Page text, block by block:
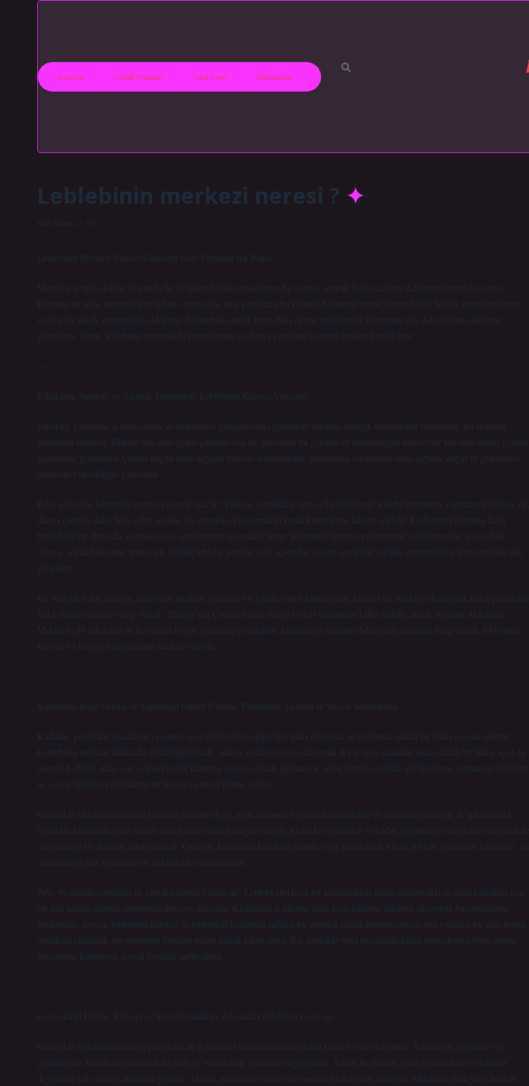
Anasayfa Gizlilik Politikası Yasal Uyarı Hakkımızda
Leblebinin merkezi neresi ?
Tarih: Kasım 23, 2025
Leblebinin Merkezi Neresi? Geleceğe Dair Vizyoner Bir Bakış
Merhaba sevgili okurlar, bugün belki de farkında bile olmadığınız bir soruyu sorarak başlayacağım: Leblebinin merkezi neresi?
Hepimiz bu nefis atıştırmalığın tadına varmışızdır, ama gerçekten bu kültürel hazinenin merkezi nerededir? Birçok insan leblebinin
sadece bir sokak atıştırmalığı olduğunu düşünebilir, ancak biraz daha derine indiğimizde leblebinin çok daha fazlası olduğunu
görebiliriz. Gelin, leblebinin gelecekteki potansiyelini ve dünya genelindeki yerini birlikte keşfedelim!
Erkeklerin Stratejik ve Analitik Tahminleri: Leblebinin Küresel Yükselişi
Erkekler, genellikle iş dünyasında ve endüstriyel gelişimlerdeki eğilimlere bakarak stratejik tahminlerde bulunurlar. Bu noktada
leblebinin merkezi, Türkiye’nin önde gelen şehirleri olsa da, gelecekte bu geleneksel atıştırmalığın küresel bir fenomen haline
kaçınılmaz görünüyor. Çünkü bugün hızla değişen tüketim alışkanlıkları, atıştırmalık sektöründe daha sağlıklı, doğal ve geleneksel
ürünlerin yükseldiğini gösteriyor.
Peki, gelecekte leblebinin merkezi nerede olacak? Türkiye, özellikle Çorum gibi bölgelerde leblebi üretiminin yoğunlaştığı bilinse de,
dünya çapında daha fazla şehir ve ülke, bu geleneksel atıştırmalığı kendi kültürlerine adapte edebilir. Endüstriyel üretimin hızla
büyüdüğü bir dünyada, otomasyon ve yerel üretim arasındaki denge leblebinin üretim merkezlerinin çeşitlenmesine yol açabilir.
Ayrıca, sağlık bilincinin artmasıyla birlikte leblebi, protein ve lif açısından zengin içeriğiyle sağlıklı atıştırmalıklar kategorisinde öne
çıkacaktır.
Bu stratejik bakış açısıyla, leblebinin merkezi, yalnızca bir şehirle sınırlı kalmayacak, küresel bir markaya dönüşerek farklı
farklı üretim üslerine sahip olacak. Türkiye’nin Çorum’u hâlâ dünya leblebi üretiminin kalbi olabilir, ancak Arjantin, Hindistan,
Meksika gibi ülkelerde de bu alanda büyük yatırımlar görülebilir. Endüstriyel üretimle daha geniş pazarlara hitap etmek, leblebinin
küresel bir başarıya ulaşmasının anahtarı olabilir.
Kadınların İnsan Odaklı ve Toplumsal Etkiler Üzerine Tahminleri: Leblebi ve Sosyal Sorumluluk
Kadınlar, genellikle insanların yaşamını nasıl etkileyebileceğine dair daha duygusal ve toplumsal odaklı bir bakış açısına sahiptir.
Leblebinin merkezi hakkında düşündüğümüzde, sadece endüstriyel ve ekonomik değil, aynı zamanda insan odaklı bir bakış açısı da
önemli. Leblebi, daha çok geleneksel bir kültürün simgesi olarak algılanıyor, ve bu kültür, özellikle aile bağlarını, toplumsal değerleri
ve sosyal ilişkileri güçlendiren bir bağlayıcı unsur hâline geliyor.
Gelecekte leblebinin merkezi yalnızca üretimle değil, aynı zamanda toplumsal sorumluluk ve sürdürülebilirlik ile de şekillenecek.
Özellikle kadınların yerel üretim süreçlerinde daha fazla yer alacağı, kadın kooperatifleri ve kadın girişimciliği üzerinden sosyal
oluşturacağı bir döneme adım atılacak. Örneğin, kadınların kendi köylerinde veya şehirlerinde küçük leblebi işletmeleri kurmaları, bu
atıştırmalığa dair toplumsal bir farkındalık oluşturacaktır.
Peki, bu durum toplumda ne gibi değişimler yaratacak? Leblebi gibi basit bir atıştırmalığın kadın girişimciliği ve yerel kalkınma için
bir araç hâline gelmesi, toplumsal dengeyi değiştirir. Kadınların iş gücüne daha fazla katılımı, ailelerin ekonomik bağımsızlığını
güçlendirir. Ayrıca, leblebinin kültürel ve toplumsal bağlamda sağlıklı bir gelenek olarak benimsenmesi, onu yalnızca bir gıda ürünü
olmaktan çıkararak, bir toplumun kültürel mirası olarak kabul ettirir. Bu, özellikle yerel pazarlarda kadın üreticilerin leblebi üretim
süreçlerine katılımıyla sosyal faydalar sağlayabilir.
Gelecekteki Etkiler: Küresel ve Yerel Dinamikler Arasında Leblebinin Geleceği
Gelecekte leblebinin merkezi gerçekten de geleneksel üretim merkezlerinden farklı bir yere kayabilir. Teknolojik gelişmeler ve
globalleşme, leblebi üretiminin daha hızlı ve verimli hale gelmesini sağlayabilir. Ancak bu durum, yerel geleneklerin ve kültürel
değerlerin yok olacağı anlamına gelmez. Aksine, geleneksel üretim ile modern teknolojinin birleşimi, leblebinin hem yerel hem de